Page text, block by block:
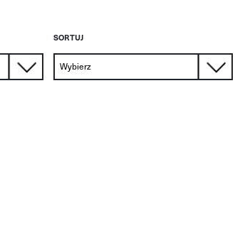
SORTUJ